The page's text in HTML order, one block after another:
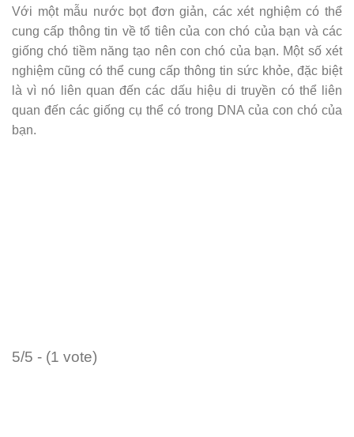
Với một mẫu nước bọt đơn giản, các xét nghiệm có thể
cung cấp thông tin về tổ tiên của con chó của bạn và các
giống chó tiềm năng tạo nên con chó của bạn. Một số xét
nghiệm cũng có thể cung cấp thông tin sức khỏe, đặc biệt
là vì nó liên quan đến các dấu hiệu di truyền có thể liên
quan đến các giống cụ thể có trong DNA của con chó của
bạn.
5/5 - (1 vote)